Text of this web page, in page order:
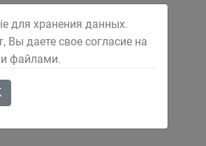
для хранения данных.
Вы даете свое согласие на
файлами.